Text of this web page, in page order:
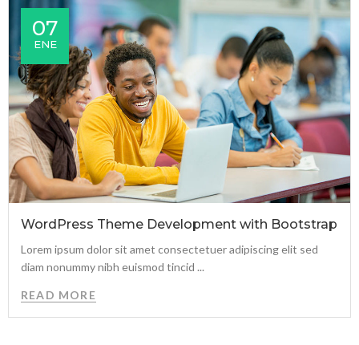
07
ENE
WordPress Theme Development with Bootstrap
Lorem ipsum dolor sit amet consectetuer adipiscing elit sed
diam nonummy nibh euismod tincid ...
READ MORE